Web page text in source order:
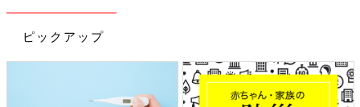
ピックアップ